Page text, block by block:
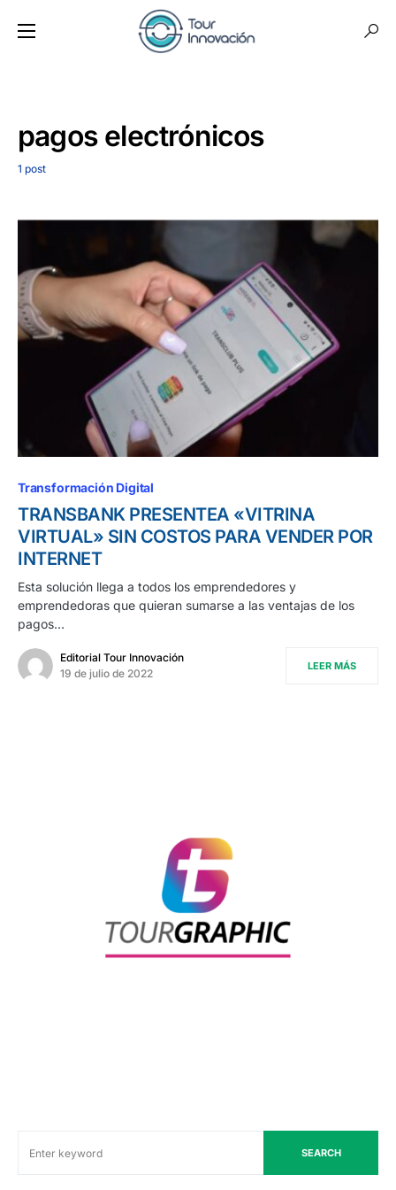
pagos electrónicos
1 post
Transformación Digital
TRANSBANK PRESENTEA «VITRINA
VIRTUAL» SIN COSTOS PARA VENDER POR
INTERNET
Esta solución llega a todos los emprendedores y
emprendedoras que quieran sumarse a las ventajas de los
pagos…
Editorial Tour Innovación
19 de julio de 2022
LEER MÁS
SEARCH